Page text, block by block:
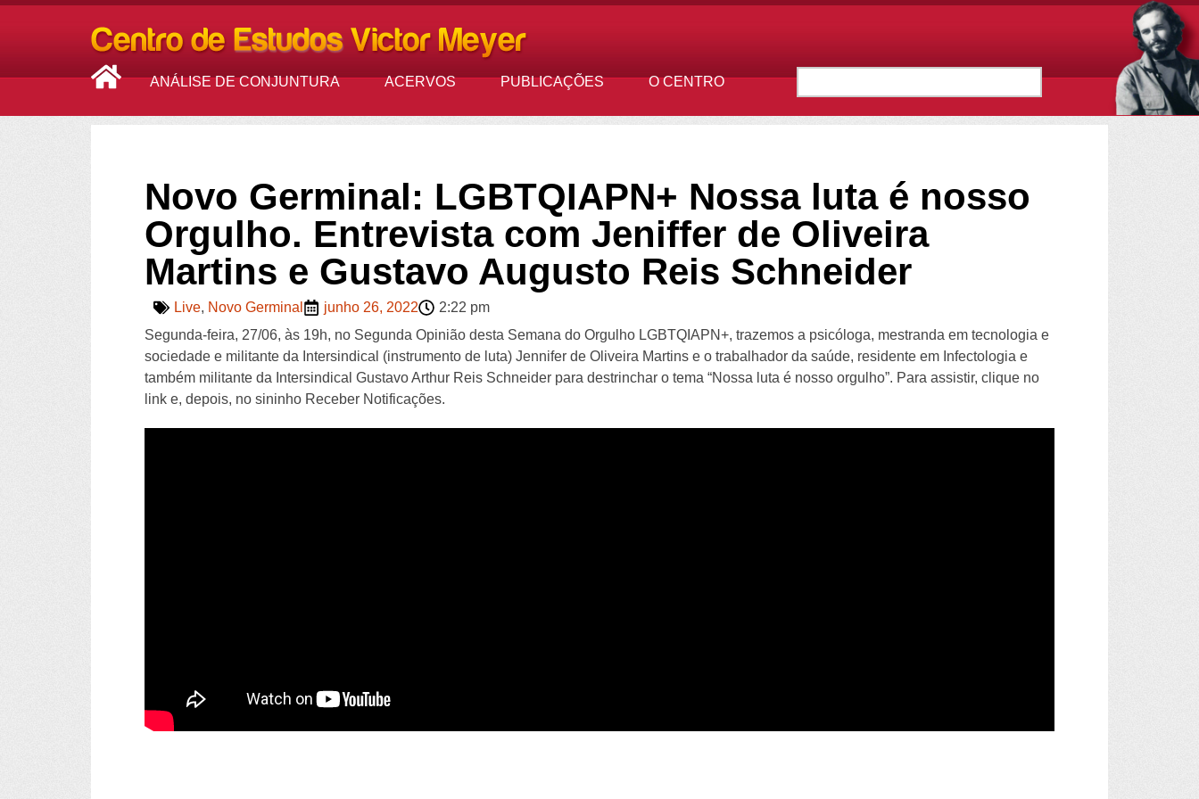
ANÁLISE DE CONJUNTURA ACERVOS PUBLICAÇÕES O CENTRO
Novo Germinal: LGBTQIAPN+ Nossa luta é nosso
Orgulho. Entrevista com Jeniffer de Oliveira
Martins e Gustavo Augusto Reis Schneider
Live, Novo Germinal junho 26, 2022
2:22 pm
Segunda-feira, 27/06, às 19h, no Segunda Opinião desta Semana do Orgulho LGBTQIAPN+, trazemos a psicóloga, mestranda em tecnologia e
sociedade e militante da Intersindical (instrumento de luta) Jennifer de Oliveira Martins e o trabalhador da saúde, residente em Infectologia e
também militante da Intersindical Gustavo Arthur Reis Schneider para destrinchar o tema “Nossa luta é nosso orgulho”. Para assistir, clique no
link e, depois, no sininho Receber Notificações.